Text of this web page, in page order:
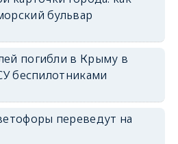
бульвар
погибли в Крыму в
беспилотниками
переведут на